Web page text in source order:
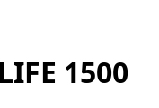
1500